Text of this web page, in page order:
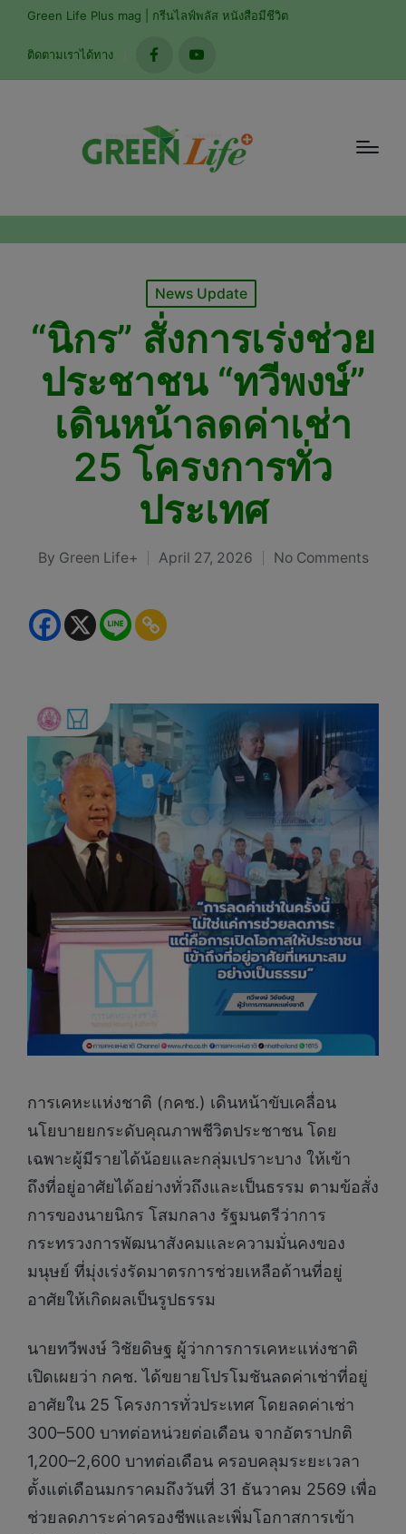
Green Life Plus mag | กรีนไลฟ์พลัส หนังสือมีชีวิต
ติดตามเราได้ทาง
facebookyoutube
Posted
News Update
“นิกร” สั่งการเร่งช่วย
ประชาชน “ทวีพงษ์”
เดินหน้าลดค่าเช่า
25 โครงการทั่ว
ประเทศ
Posted
By Green Life+ April 27, 2026 No Comments
การเคหะแห่งชาติ (กคช.) เดินหน้าขับเคลื่อน
นโยบายยกระดับคุณภาพชีวิตประชาชน โดย
เฉพาะผู้มีรายได้น้อยและกลุ่มเปราะบาง ให้เข้า
ถึงที่อยู่อาศัยได้อย่างทั่วถึงและเป็นธรรม ตามข้อสั่ง
การของนายนิกร โสมกลาง รัฐมนตรีว่าการ
กระทรวงการพัฒนาสังคมและความมั่นคงของ
มนุษย์ ที่มุ่งเร่งรัดมาตรการช่วยเหลือด้านที่อยู่
อาศัยให้เกิดผลเป็นรูปธรรม
นายทวีพงษ์ วิชัยดิษฐ ผู้ว่าการการเคหะแห่งชาติ
เปิดเผยว่า กคช. ได้ขยายโปรโมชันลดค่าเช่าที่อยู่
อาศัยใน 25 โครงการทั่วประเทศ โดยลดค่าเช่า
300–500 บาทต่อหน่วยต่อเดือน จากอัตราปกติ
1,200–2,600 บาทต่อเดือน ครอบคลุมระยะเวลา
ตั้งแต่เดือนมกราคมถึงวันที่ 31 ธันวาคม 2569 เพื่อ
ช่วยลดภาระค่าครองชีพและเพิ่มโอกาสการเข้า
modal-check